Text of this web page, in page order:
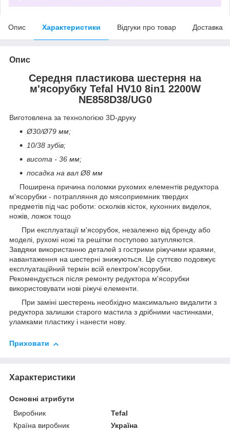
Опис Характеристики Відгуки про товар Доставка
Опис
Середня пластикова шестерня на
м'ясорубку Tefal HV10 8in1 2200W
NE858D38/UG0
Виготовлена за технологією 3D-друку
Ø30/Ø79 мм;
10/38 зубів;
висота - 36 мм;
посадка на вал Ø8 мм
Поширена причина поломки рухомих елементів редуктора
м'ясорубки - потрапляння до мясоприемник твердих
предметів під час роботи: осколків кісток, кухонних виделок,
ножів, ложок тощо
При експлуатації м'ясорубок, незалежно від бренду або
моделі, рухомі ножі та решітки поступово затупляются.
Завдяки використанню деталей з гострими ріжучими краями,
навантаження на шестерні знижуються. Це суттєво подовжує
експлуатаційний термін всій електром'ясорубки.
Рекомендується після ремонту редуктора м'ясорубки
використовувати нові ріжучі елементи.
При заміні шестерень необхідно максимально видалити з
редуктора залишки старого мастила з дрібними частинками,
уламками пластику і нанести нову.
Приховати
Характеристики
Основні атрибути
Виробник
Tefal
Країна виробник
Україна